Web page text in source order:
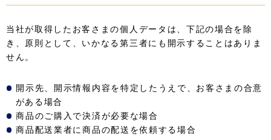
当社が取得したお客さまの個人データは、下記の場合を除
き、原則として、いかなる第三者にも開示することはありま
せん。
開示先、開示情報内容を特定したうえで、お客さまの合意
がある場合
商品のご購入で決済が必要な場合
商品配送業者に商品の配送を依頼する場合